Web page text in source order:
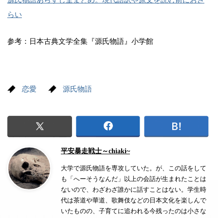
らい
参考：日本古典文学全集『源氏物語』小学館
恋愛 源氏物語
平安暴走戦士～chiaki~
大学で源氏物語を専攻していた。が、この話をして
も「へーそうなんだ」以上の会話が生まれたことは
ないので、わざわざ誰かに話すことはない。学生時
代は茶道や華道、歌舞伎などの日本文化を楽しんで
いたものの、子育てに追われる今残ったのは小さな